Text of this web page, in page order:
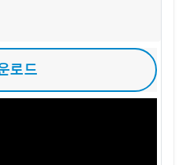
로드